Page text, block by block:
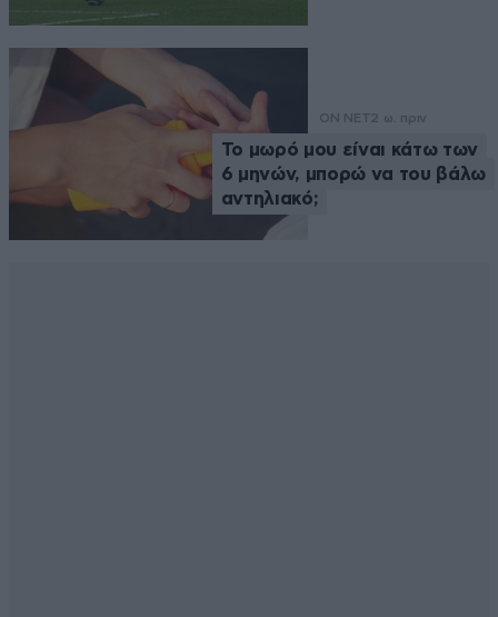
ON NET2 ω. πριν
Το μωρό μου είναι κάτω των
6 μηνών, μπορώ να του βάλω
αντηλιακό;